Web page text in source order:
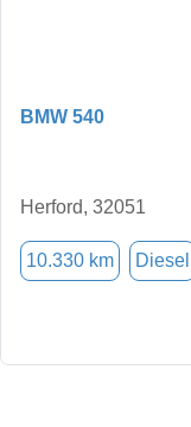
BMW 540
Herford, 32051
10.330 km Diesel